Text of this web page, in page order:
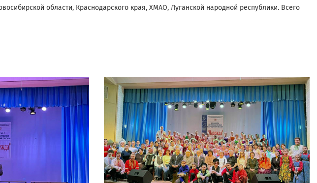
области, Краснодарского края, ХМАО, Луганской народной республики. Всего